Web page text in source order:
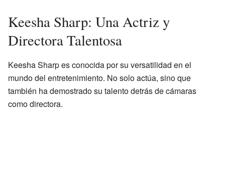
Keesha Sharp: Una Actriz y
Directora Talentosa
Keesha Sharp es conocida por su versatilidad en el
mundo del entretenimiento. No solo actúa, sino que
también ha demostrado su talento detrás de cámaras
como directora.